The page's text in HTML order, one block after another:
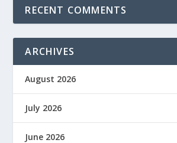
RECENT COMMENTS
ARCHIVES
August 2026
July 2026
June 2026